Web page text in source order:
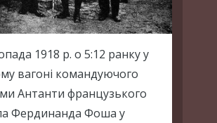
1918 р. о 5:12 ранку у
вагоні командуючого
Антанти французького
Фердинанда Фоша у